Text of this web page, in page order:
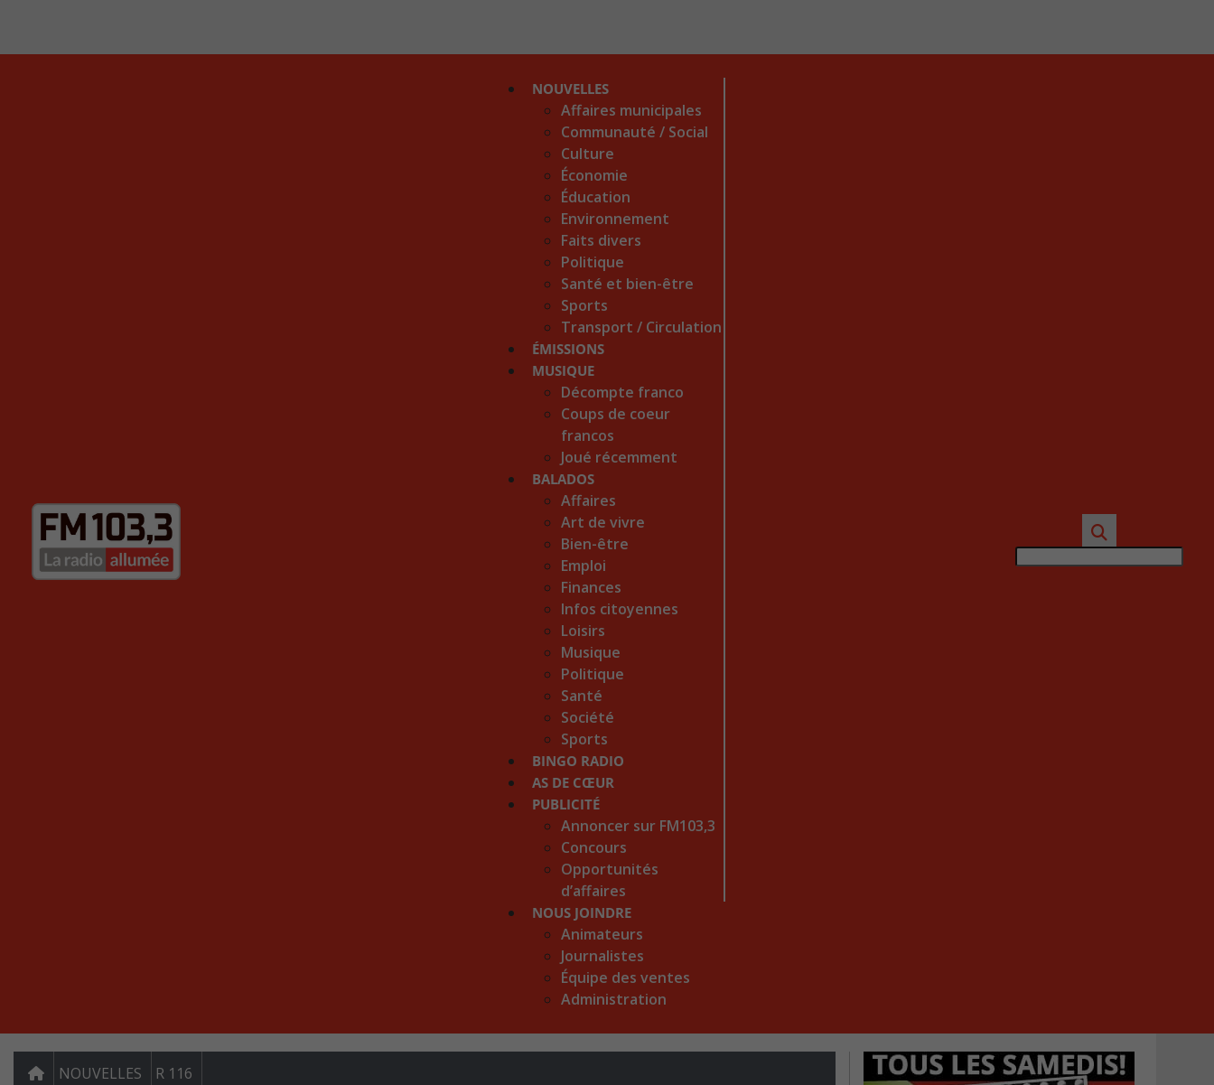
NOUVELLES
Affaires municipales
Communauté / Social
Culture
Économie
Éducation
Environnement
Faits divers
Politique
Santé et bien-être
Sports
Transport / Circulation
ÉMISSIONS
MUSIQUE
Décompte franco
Coups de coeur
francos
Joué récemment
BALADOS
Affaires
Art de vivre
Bien-être
Emploi
Finances
Infos citoyennes
Loisirs
Musique
Politique
Santé
Société
Sports
BINGO RADIO
AS DE CŒUR
PUBLICITÉ
Annoncer sur FM103,3
Concours
Opportunités
d’affaires
NOUS JOINDRE
Animateurs
Journalistes
Équipe des ventes
Administration
NOUVELLES R 116